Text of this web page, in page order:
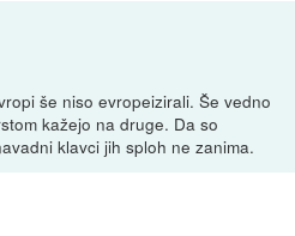
še niso evropeizirali. Še vedno
kažejo na druge. Da so
klavci jih sploh ne zanima.